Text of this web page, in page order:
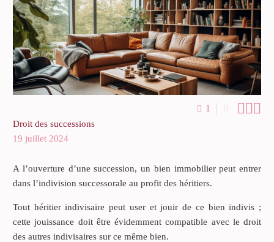
1 0 
Droit des successions
19 juillet 2024
A l’ouverture d’une succession, un bien immobilier peut entrer
dans l’indivision successorale au profit des héritiers.
Tout héritier indivisaire peut user et jouir de ce bien indivis ;
cette jouissance doit être évidemment compatible avec le droit
des autres indivisaires sur ce même bien.